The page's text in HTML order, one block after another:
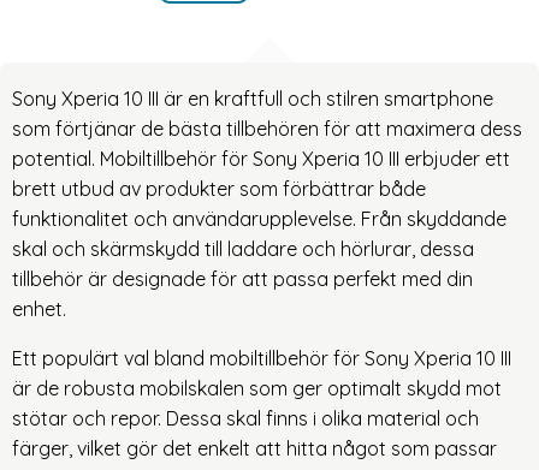
Sony Xperia 10 III är en kraftfull och stilren smartphone
som förtjänar de bästa tillbehören för att maximera dess
potential. Mobiltillbehör för Sony Xperia 10 III erbjuder ett
brett utbud av produkter som förbättrar både
funktionalitet och användarupplevelse. Från skyddande
skal och skärmskydd till laddare och hörlurar, dessa
tillbehör är designade för att passa perfekt med din
enhet.
Ett populärt val bland mobiltillbehör för Sony Xperia 10 III
är de robusta mobilskalen som ger optimalt skydd mot
stötar och repor. Dessa skal finns i olika material och
färger, vilket gör det enkelt att hitta något som passar